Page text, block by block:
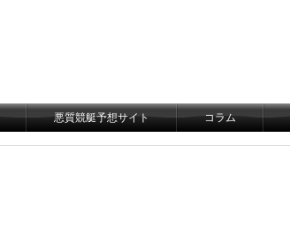
悪質競艇予想サイト コラム